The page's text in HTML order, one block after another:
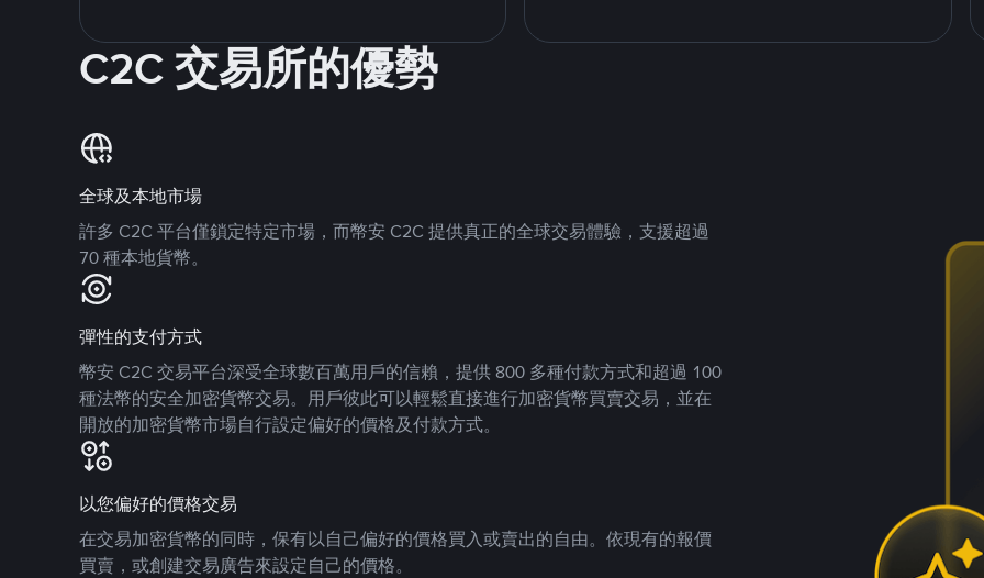
C2C 交易所的優勢
全球及本地市場
許多 C2C 平台僅鎖定特定市場，而幣安 C2C 提供真正的全球交易體驗，支援超過
70 種本地貨幣。
彈性的支付方式
幣安 C2C 交易平台深受全球數百萬用戶的信賴，提供 800 多種付款方式和超過 100
種法幣的安全加密貨幣交易。用戶彼此可以輕鬆直接進行加密貨幣買賣交易，並在
開放的加密貨幣市場自行設定偏好的價格及付款方式。
以您偏好的價格交易
在交易加密貨幣的同時，保有以自己偏好的價格買入或賣出的自由。依現有的報價
買賣，或創建交易廣告來設定自己的價格。